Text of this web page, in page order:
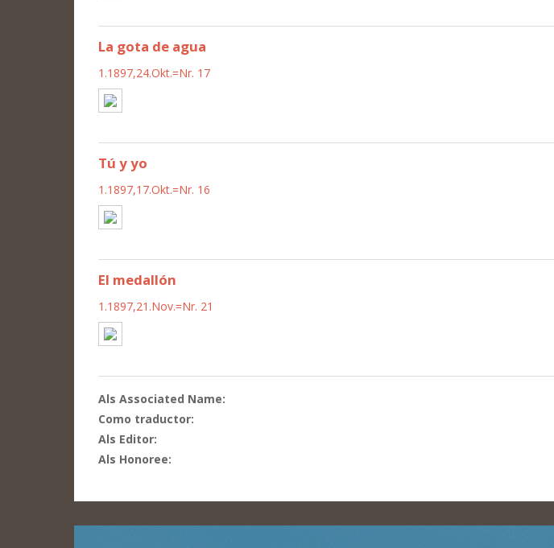
La gota de agua
1.1897,24.Okt.=Nr. 17
Tú y yo
1.1897,17.Okt.=Nr. 16
El medallón
1.1897,21.Nov.=Nr. 21
Als Associated Name:
Como traductor:
Als Editor:
Als Honoree: